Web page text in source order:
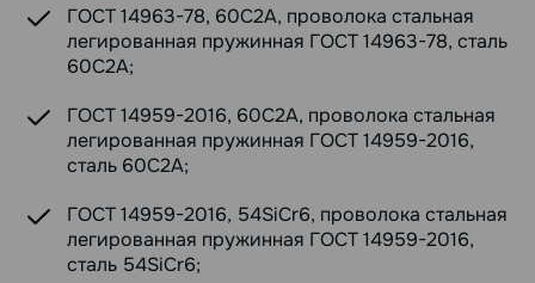
ГОСТ 14963-78, 60С2А, проволока стальная
легированная пружинная ГОСТ 14963-78, сталь
60С2А;
ГОСТ 14959-2016, 60С2А, проволока стальная
легированная пружинная ГОСТ 14959-2016,
сталь 60С2А;
ГОСТ 14959-2016, 54SiCr6, проволока стальная
легированная пружинная ГОСТ 14959-2016,
сталь 54SiCr6;